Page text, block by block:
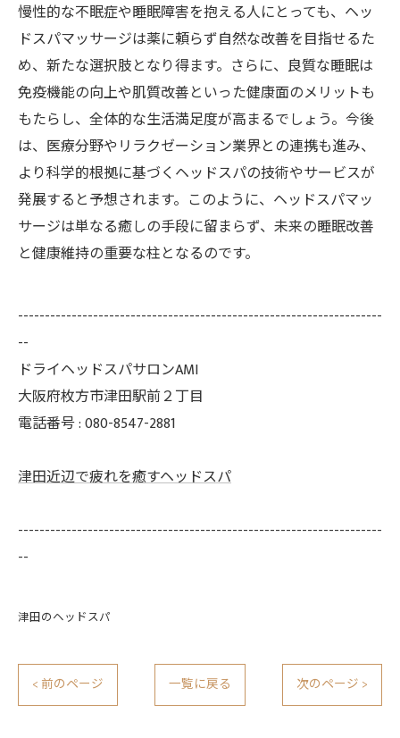
慢性的な不眠症や睡眠障害を抱える人にとっても、ヘッ
ドスパマッサージは薬に頼らず自然な改善を目指せるた
め、新たな選択肢となり得ます。さらに、良質な睡眠は
免疫機能の向上や肌質改善といった健康面のメリットも
もたらし、全体的な生活満足度が高まるでしょう。今後
は、医療分野やリラクゼーション業界との連携も進み、
より科学的根拠に基づくヘッドスパの技術やサービスが
発展すると予想されます。このように、ヘッドスパマッ
サージは単なる癒しの手段に留まらず、未来の睡眠改善
と健康維持の重要な柱となるのです。
--------------------------------------------------------------------
--
ドライヘッドスパサロンAMI
大阪府枚方市津田駅前２丁目
電話番号 : 080-8547-2881
津田近辺で疲れを癒すヘッドスパ
--------------------------------------------------------------------
--
津田のヘッドスパ
< 前のページ 一覧に戻る 次のページ >